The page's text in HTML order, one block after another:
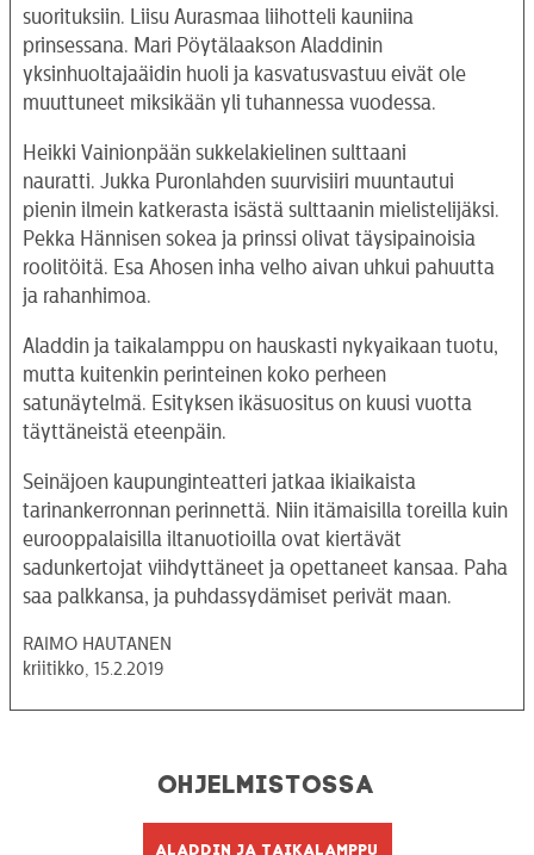
suorituksiin. Liisu Aurasmaa liihotteli kauniina
prinsessana. Mari Pöytälaakson Aladdinin
yksinhuoltajaäidin huoli ja kasvatusvastuu eivät ole
muuttuneet miksikään yli tuhannessa vuodessa.
Heikki Vainionpään sukkelakielinen sulttaani
nauratti. Jukka Puronlahden suurvisiiri muuntautui
pienin ilmein katkerasta isästä sulttaanin mielistelijäksi.
Pekka Hännisen sokea ja prinssi olivat täysipainoisia
roolitöitä. Esa Ahosen inha velho aivan uhkui pahuutta
ja rahanhimoa.
Aladdin ja taikalamppu on hauskasti nykyaikaan tuotu,
mutta kuitenkin perinteinen koko perheen
satunäytelmä. Esityksen ikäsuositus on kuusi vuotta
täyttäneistä eteenpäin.
Seinäjoen kaupunginteatteri jatkaa ikiaikaista
tarinankerronnan perinnettä. Niin itämaisilla toreilla kuin
eurooppalaisilla iltanuotioilla ovat kiertävät
sadunkertojat viihdyttäneet ja opettaneet kansaa. Paha
saa palkkansa, ja puhdassydämiset perivät maan.
RAIMO HAUTANEN
kriitikko, 15.2.2019
Ohjelmistossa
Aladdin ja taikalamppu